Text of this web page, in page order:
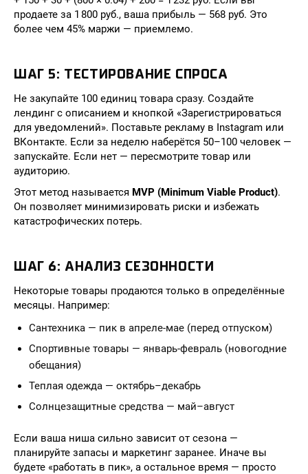
продаете за 1 800 руб., ваша прибыль — 568 руб. Это
более чем 45% маржи — приемлемо.
ШАГ 5: ТЕСТИРОВАНИЕ СПРОСА
Не закупайте 100 единиц товара сразу. Создайте
лендинг с описанием и кнопкой «Зарегистрироваться
для уведомлений». Поставьте рекламу в Instagram или
ВКонтакте. Если за неделю наберётся 50–100 человек —
запускайте. Если нет — пересмотрите товар или
аудиторию.
Этот метод называется MVP (Minimum Viable Product).
Он позволяет минимизировать риски и избежать
катастрофических потерь.
ШАГ 6: АНАЛИЗ СЕЗОННОСТИ
Некоторые товары продаются только в определённые
месяцы. Например:
Сантехника — пик в апреле-мае (перед отпуском)
Спортивные товары — январь-февраль (новогодние
обещания)
Теплая одежда — октябрь–декабрь
Солнцезащитные средства — май–август
Если ваша ниша сильно зависит от сезона —
планируйте запасы и маркетинг заранее. Иначе вы
будете «работать в пик», а остальное время — просто